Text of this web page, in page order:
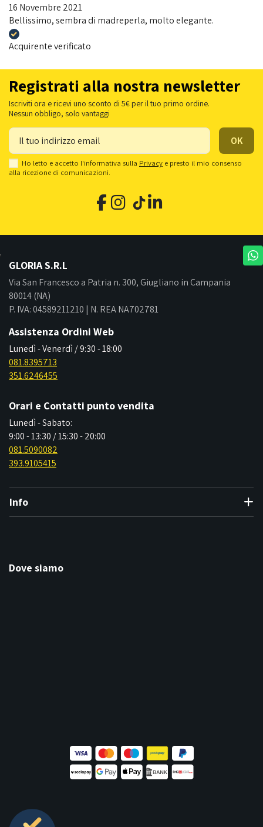
16 Novembre 2021
Bellissimo, sembra di madreperla, molto elegante.
Acquirente verificato
Registrati alla nostra newsletter
Iscriviti ora e ricevi uno sconto di 5€ per il tuo primo ordine.
Nessun obbligo, solo vantaggi
Ho letto e accetto l'informativa sulla Privacy e presto il mio consenso
alla ricezione di comunicazioni.
GLORIA S.R.L
Via San Francesco a Patria n. 300, Giugliano in Campania
80014 (NA)
P. IVA: 04589211210 | N. REA NA702781
Assistenza Ordini Web
Lunedì - Venerdì / 9:30 - 18:00
081.8395713
351.6246455
Orari e Contatti punto vendita
Lunedì - Sabato:
9:00 - 13:30 / 15:30 - 20:00
081.5090082
393.9105415
Info
Dove siamo